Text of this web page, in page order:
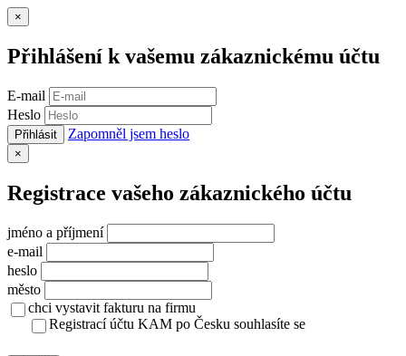
×
Přihlášení k vašemu zákaznickému účtu
E-mail
Heslo
Přihlásit Zapomněl jsem heslo
×
Registrace vašeho zákaznického účtu
jméno a příjmení
e-mail
heslo
město
chci vystavit fakturu na firmu
Registrací účtu KAM po Česku souhlasíte se